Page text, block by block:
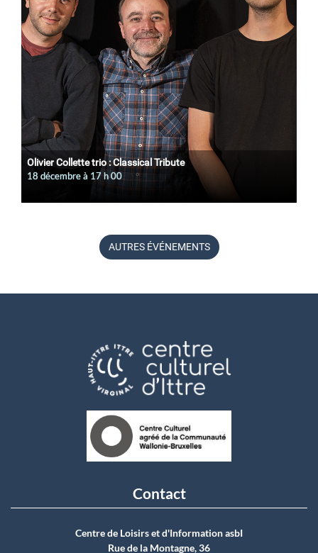
Olivier Collette trio : Classical Tribute
18 décembre à 17 h 00
AUTRES ÉVÉNEMENTS
Contact
Centre de Loisirs et d'Information asbI
Rue de la Montagne, 36